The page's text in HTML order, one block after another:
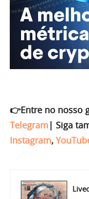
👉Entre no nosso
Telegram | Siga
Instagram,